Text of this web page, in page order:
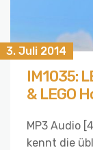
3. Juli 2014
IM1035:
& LEGO
MP3 Audio
kennt die